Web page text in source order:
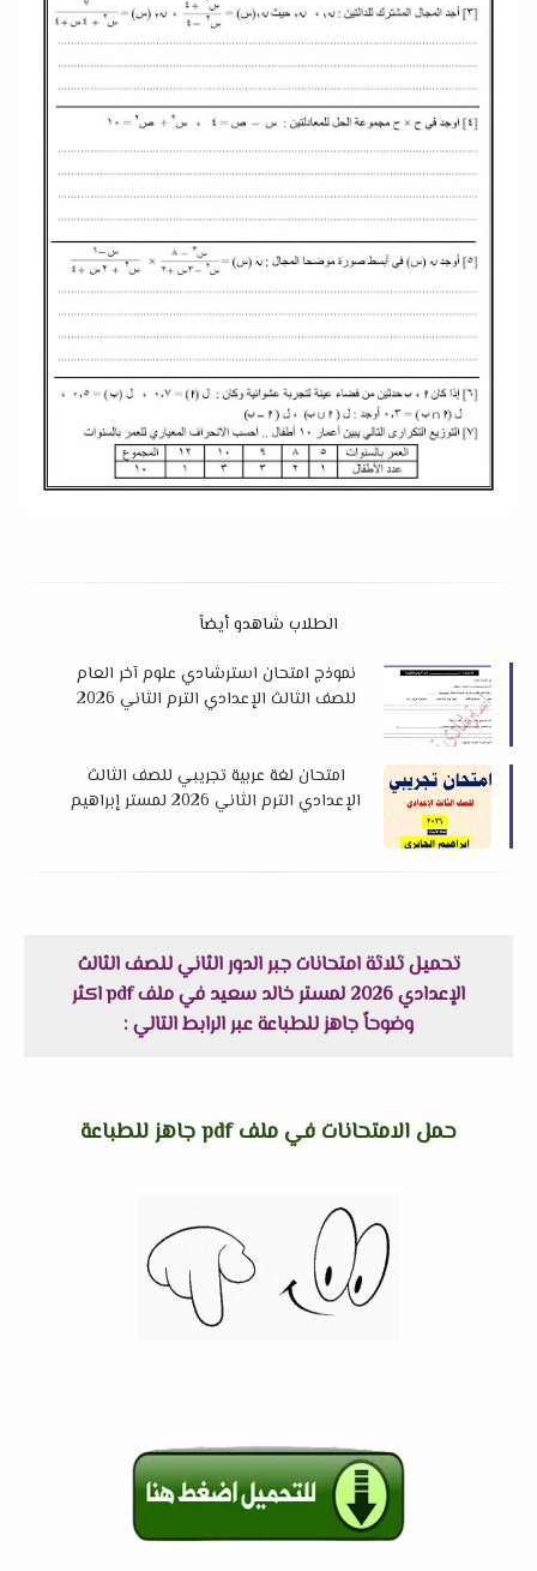
الطلاب شاهدو أيضاً
نموذج امتحان استرشادي علوم آخر العام
للصف الثالث الإعدادي الترم الثاني 2026
امتحان لغة عربية تجريبي للصف الثالث
الإعدادي الترم الثاني 2026 لمستر إبراهيم
تحميل ثلاثة امتحانات جبر الدور الثاني للصف الثالث
الإعدادي 2026 لمستر خالد سعيد في ملف pdf اكثر
وضوحاً جاهز للطباعة عبر الرابط التالي :
حمل الامتحانات في ملف pdf جاهز للطباعة